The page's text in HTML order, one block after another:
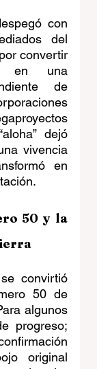
con
del
convertir
en una
de
dejó
vivencia
en
50 y la
convirtió
50 de
algunos
progreso;
original